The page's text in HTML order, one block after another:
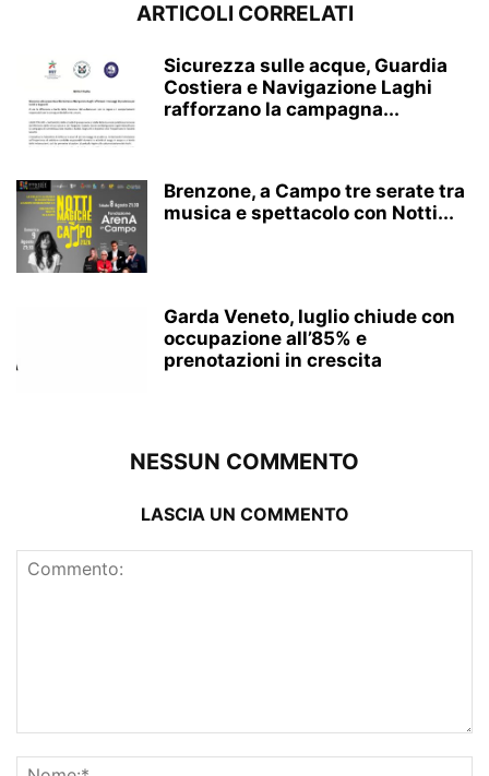
ARTICOLI CORRELATI
Sicurezza sulle acque, Guardia
Costiera e Navigazione Laghi
rafforzano la campagna...
Brenzone, a Campo tre serate tra
musica e spettacolo con Notti...
Garda Veneto, luglio chiude con
occupazione all’85% e
prenotazioni in crescita
NESSUN COMMENTO
LASCIA UN COMMENTO